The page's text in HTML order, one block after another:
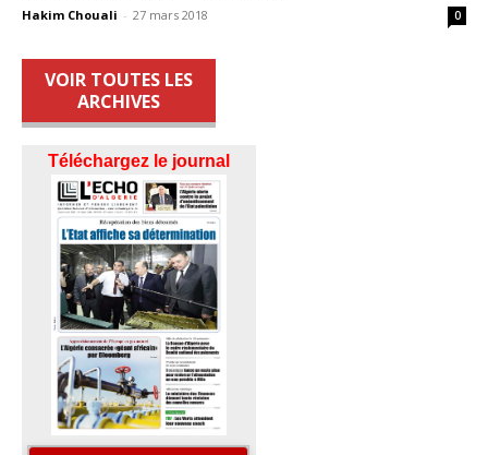
Hakim Chouali - 27 mars 2018 0
VOIR TOUTES LES
ARCHIVES